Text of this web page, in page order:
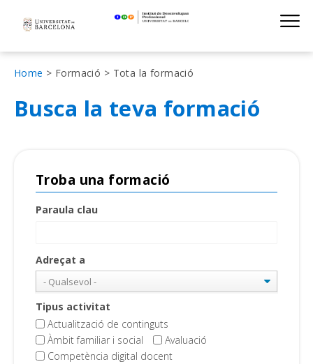
navigation
Institut de
Fil
d'Ariadna
Home Formació Tota la formació
Busca la teva formació
Troba una formació
Paraula clau
Adreçat a
Tipus activitat
Actualització de continguts
Àmbit familiar i social
Avaluació
Competència digital docent